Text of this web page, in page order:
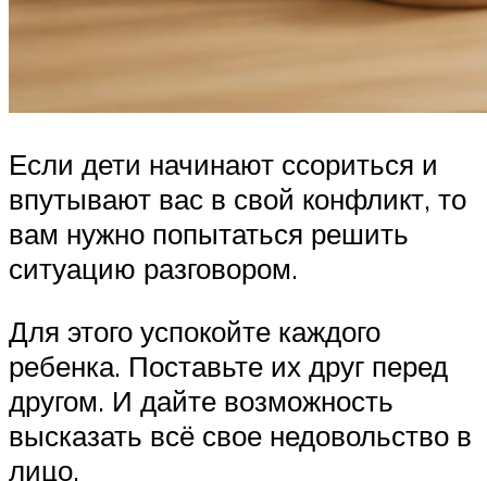
Если дети начинают ссориться и
впутывают вас в свой конфликт, то
вам нужно попытаться решить
ситуацию разговором.
Для этого успокойте каждого
ребенка. Поставьте их друг перед
другом. И дайте возможность
высказать всё свое недовольство в
лицо.